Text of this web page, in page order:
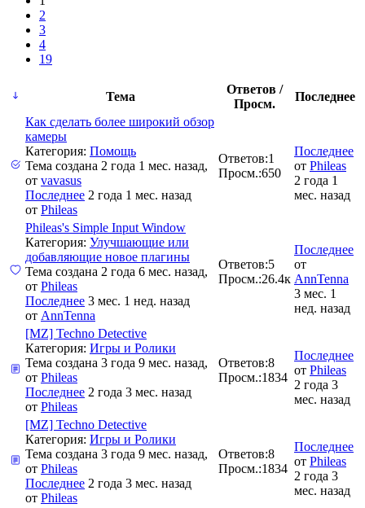
2
3
4
19
Тема
Ответов /
Просм.
Последнее
Как сделать более широкий обзор
камеры
Категория: Помощь
Тема создана 2 года 1 мес. назад,
от vavasus
Последнее 2 года 1 мес. назад
от Phileas
Ответов:1
Просм.:650
Последнее
от Phileas
2 года 1
мес. назад
Phileas's Simple Input Window
Категория: Улучшающие или
добавляющие новое плагины
Тема создана 2 года 6 мес. назад,
от Phileas
Последнее 3 мес. 1 нед. назад
от AnnTenna
Ответов:5
Просм.:26.4к
Последнее
от
AnnTenna
3 мес. 1
нед. назад
[MZ] Techno Detective
Категория: Игры и Ролики
Тема создана 3 года 9 мес. назад,
от Phileas
Последнее 2 года 3 мес. назад
от Phileas
Ответов:8
Просм.:1834
Последнее
от Phileas
2 года 3
мес. назад
[MZ] Techno Detective
Категория: Игры и Ролики
Тема создана 3 года 9 мес. назад,
от Phileas
Последнее 2 года 3 мес. назад
от Phileas
Ответов:8
Просм.:1834
Последнее
от Phileas
2 года 3
мес. назад